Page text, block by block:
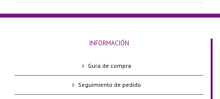
INFORMACIÓN
Guía de compra
Seguimiento de pedido